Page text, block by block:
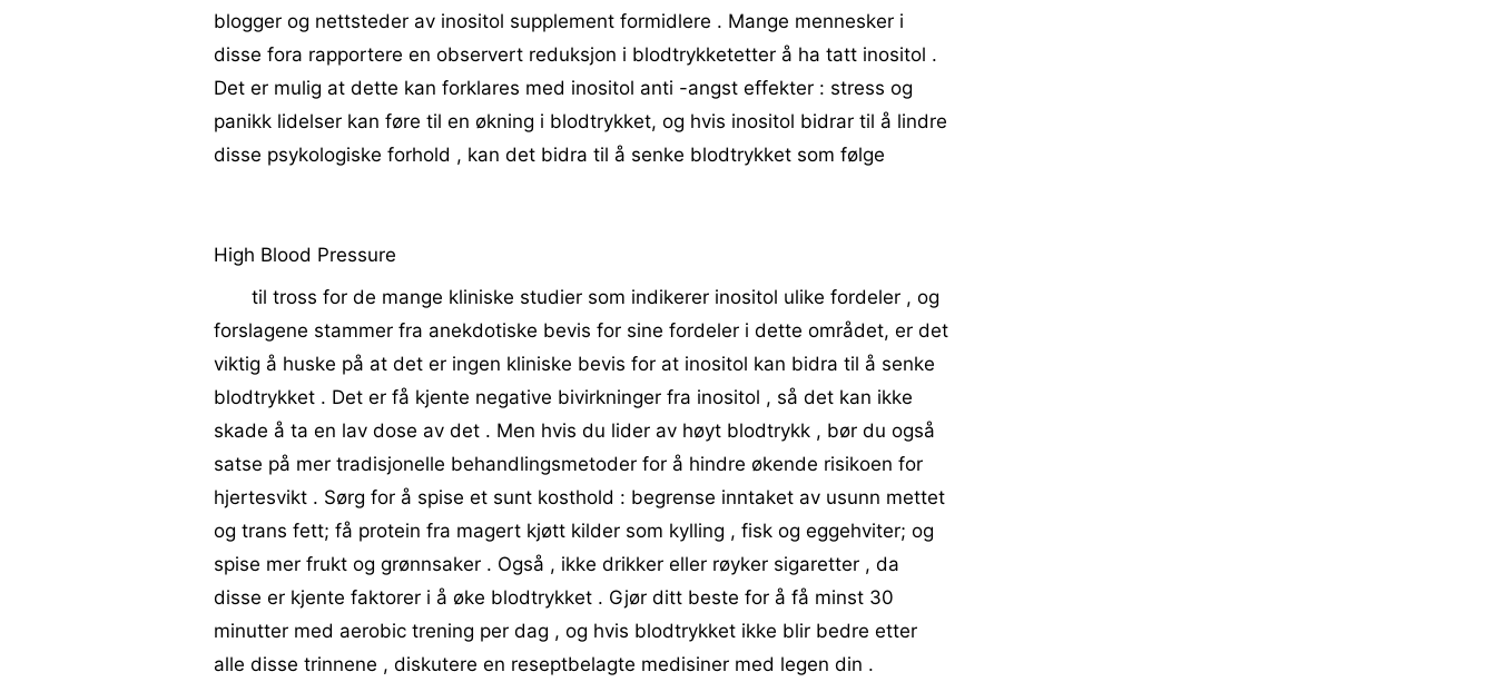
blogger og nettsteder av inositol supplement formidlere . Mange mennesker i
disse fora rapportere en observert reduksjon i blodtrykketetter å ha tatt inositol .
Det er mulig at dette kan forklares med inositol anti -angst effekter : stress og
panikk lidelser kan føre til en økning i blodtrykket, og hvis inositol bidrar til å lindre
disse psykologiske forhold , kan det bidra til å senke blodtrykket som følge
High Blood Pressure
til tross for de mange kliniske studier som indikerer inositol ulike fordeler , og
forslagene stammer fra anekdotiske bevis for sine fordeler i dette området, er det
viktig å huske på at det er ingen kliniske bevis for at inositol kan bidra til å senke
blodtrykket . Det er få kjente negative bivirkninger fra inositol , så det kan ikke
skade å ta en lav dose av det . Men hvis du lider av høyt blodtrykk , bør du også
satse på mer tradisjonelle behandlingsmetoder for å hindre økende risikoen for
hjertesvikt . Sørg for å spise et sunt kosthold : begrense inntaket av usunn mettet
og trans fett; få protein fra magert kjøtt kilder som kylling , fisk og eggehviter; og
spise mer frukt og grønnsaker . Også , ikke drikker eller røyker sigaretter , da
disse er kjente faktorer i å øke blodtrykket . Gjør ditt beste for å få minst 30
minutter med aerobic trening per dag , og hvis blodtrykket ikke blir bedre etter
alle disse trinnene , diskutere en reseptbelagte medisiner med legen din .